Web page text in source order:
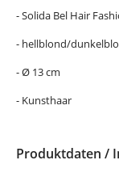
- Solida Bel Hair
- hellblond/
- Ø 13 cm
- Kunsthaar
Produktdaten /